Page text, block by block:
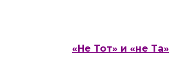
«Не Тот» и «не Та»